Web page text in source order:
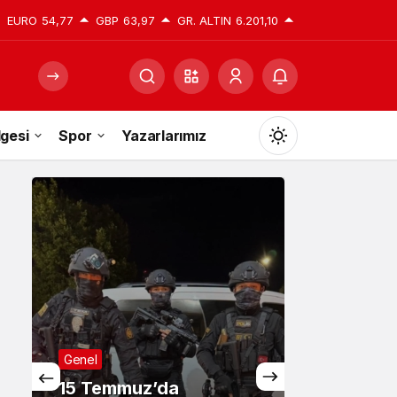
EURO 54,77 GBP 63,97 GR. ALTIN 6.201,10
Spor Yazarlarımız
Mod
değiştir
Gündüz Modu
Gündüz modunu seçin.
Gece Modu
Gece modunu seçin.